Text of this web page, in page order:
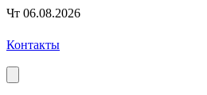
Чт 06.08.2026
Контакты